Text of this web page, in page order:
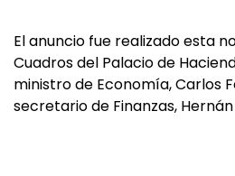
El anuncio fue realizado esta
Cuadros del Palacio de
ministro de Economía, Carlos
secretario de Finanzas, Hernán